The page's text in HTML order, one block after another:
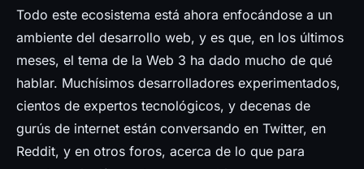
Todo este ecosistema está ahora enfocándose a un
ambiente del desarrollo web, y es que, en los últimos
meses, el tema de la Web 3 ha dado mucho de qué
hablar. Muchísimos desarrolladores experimentados,
cientos de expertos tecnológicos, y decenas de
gurús de internet están conversando en Twitter, en
Reddit, y en otros foros, acerca de lo que para